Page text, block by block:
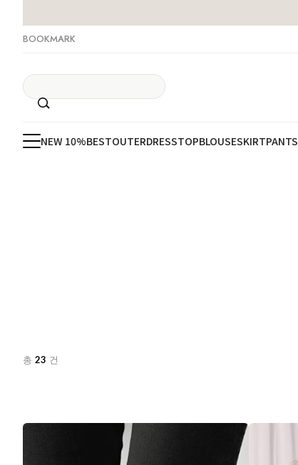
BOOKMARK
NEW 10%BESTOUTERDRESSTOPBLOUSESKIRTPANTS
총 23 건